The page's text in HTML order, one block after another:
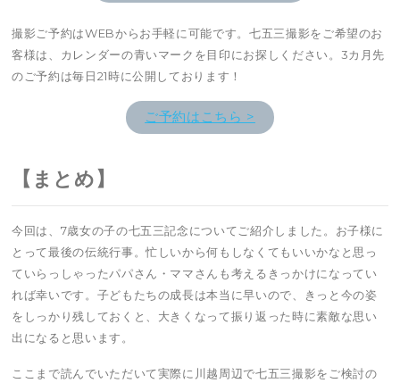
撮影ご予約はWEBからお手軽に可能です。七五三撮影をご希望のお
客様は、カレンダーの青いマークを目印にお探しください。3カ月先
のご予約は毎日21時に公開しております！
ご予約はこちら >
【まとめ】
今回は、7歳女の子の七五三記念についてご紹介しました。お子様に
とって最後の伝統行事。忙しいから何もしなくてもいいかなと思っ
ていらっしゃったパパさん・ママさんも考えるきっかけになってい
れば幸いです。子どもたちの成長は本当に早いので、きっと今の姿
をしっかり残しておくと、大きくなって振り返った時に素敵な思い
出になると思います。
ここまで読んでいただいて実際に川越周辺で七五三撮影をご検討の